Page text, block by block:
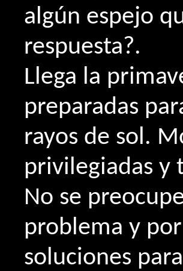
algún espejo
respuesta?.
Llega la
preparadas
rayos de sol.
privilegiadas y
No se
problema y
soluciones